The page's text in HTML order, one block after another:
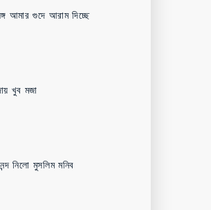
আমার গুদে আরাম দিচ্ছে
খুব মজা
নিলো মুসলিম মনিব